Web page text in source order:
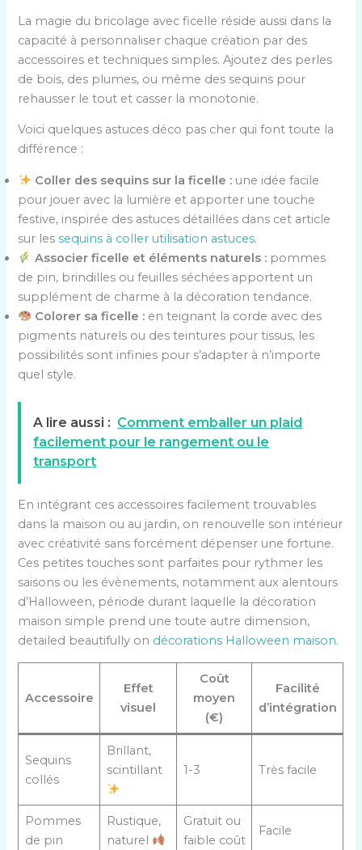
La magie du bricolage avec ficelle réside aussi dans la
capacité à personnaliser chaque création par des
accessoires et techniques simples. Ajoutez des perles
de bois, des plumes, ou même des sequins pour
rehausser le tout et casser la monotonie.
Voici quelques astuces déco pas cher qui font toute la
différence :
Coller des sequins sur la ficelle : une idée facile
pour jouer avec la lumière et apporter une touche
festive, inspirée des astuces détaillées dans cet article
sur lessequins à coller utilisation astuces.
Associer ficelle et éléments naturels : pommes
de pin, brindilles ou feuilles séchées apportent un
supplément de charme à la décoration tendance.
Colorer sa ficelle : en teignant la corde avec des
pigments naturels ou des teintures pour tissus, les
possibilités sont infinies pour s’adapter à n’importe
quel style.
A lire aussi : Comment emballer un plaid
facilement pour le rangement ou le
transport
En intégrant ces accessoires facilement trouvables
dans la maison ou au jardin, on renouvelle son intérieur
avec créativité sans forcément dépenser une fortune.
Ces petites touches sont parfaites pour rythmer les
saisons ou les évènements, notamment aux alentours
d’Halloween, période durant laquelle la décoration
maison simple prend une toute autre dimension,
detailed beautifully on décorations Halloween maison.
Accessoire
Effet
visuel
Coût
moyen
(€)
Facilité
d’intégration
Sequins
collés
Brillant,
scintillant
1-3 Très facile
Pommes
de pin
Rustique,
naturel
Gratuit ou
faible coût
Facile